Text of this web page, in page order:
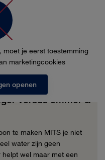
moet je eerst toestemming
marketingcookies
openen
versus emmer &
te maken MITS je niet
water zijn geen
wel maar met een